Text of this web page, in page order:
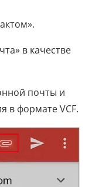
в качестве
почты и
в формате VCF.